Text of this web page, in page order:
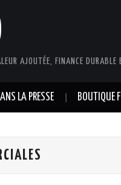
AJOUTÉE, FINANCE
LA PRESSE BOUTIQUE